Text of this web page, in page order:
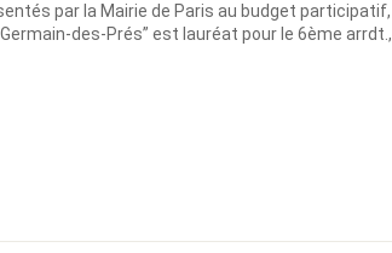
par la Mairie de Paris au budget participatif,
des-Prés” est lauréat pour le 6ème arrdt.,